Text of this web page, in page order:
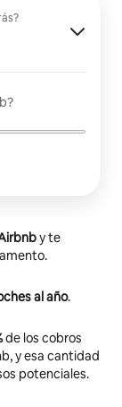
y te
al año.
de los cobros
y esa cantidad
potenciales.